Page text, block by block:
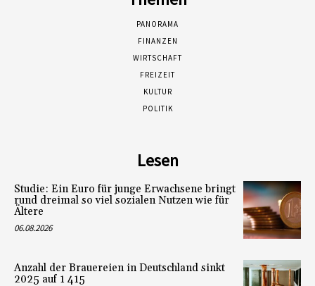
PANORAMA
FINANZEN
WIRTSCHAFT
FREIZEIT
KULTUR
POLITIK
Lesen
Studie: Ein Euro für junge Erwachsene bringt
rund dreimal so viel sozialen Nutzen wie für
Ältere
06.08.2026
Anzahl der Brauereien in Deutschland sinkt
2025 auf 1 415